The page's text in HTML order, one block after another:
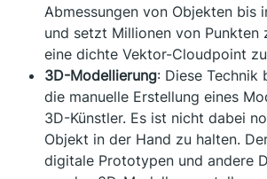
Abmessungen von Objekten bis
und setzt Millionen von Punkten
eine dichte Vektor-Cloudpoint
3D-Modellierung: Diese Technik
die manuelle Erstellung eines
3D-Künstler. Es ist nicht dabei
Objekt in der Hand zu halten.
digitale Prototypen und andere